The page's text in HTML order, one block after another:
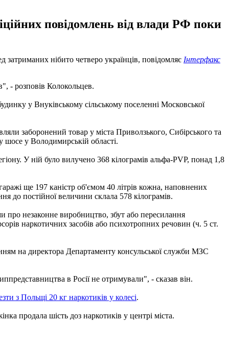
повідомлень від влади РФ поки
нібито четверо українців, повідомляє Інтерфакс
- розповів Колокольцев.
у Внуківському сільському поселенні Московської
заборонений товар у міста Приволзького, Сибірського та
шосе у Володимирській області.
У ній було вилучено 368 кілограмів альфа-PVP, понад 1,8
ще 197 каністр об'ємом 40 літрів кожна, наповнених
до постійної величини склала 578 кілограмів.
про незаконне виробництво, збут або пересилання
наркотичних засобів або психотропних речовин (ч. 5 ст.
на директора Департаменту консульської служби МЗС
в Росії не отримували", - сказав він.
з Польщі 20 кг наркотиків у колесі.
продала шість доз наркотиків у центрі міста.